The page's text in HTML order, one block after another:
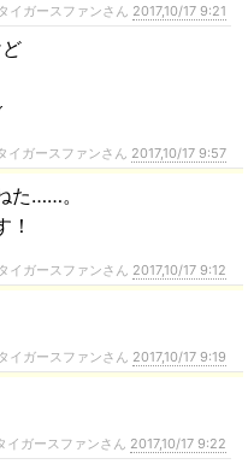
イガースファンさん 2017,10/17 9:21
イガースファンさん 2017,10/17 9:57
た……。
！
イガースファンさん 2017,10/17 9:12
イガースファンさん 2017,10/17 9:19
ガースファンさん 2017,10/17 9:22